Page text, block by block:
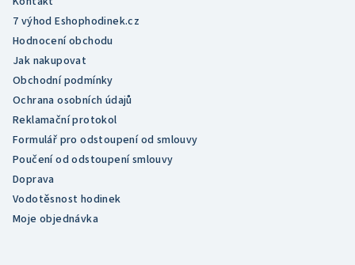
7 výhod Eshophodinek.cz
Hodnocení obchodu
Jak nakupovat
Obchodní podmínky
Ochrana osobních údajů
Reklamační protokol
Formulář pro odstoupení od smlouvy
Poučení od odstoupení smlouvy
Doprava
Vodotěsnost hodinek
Moje objednávka